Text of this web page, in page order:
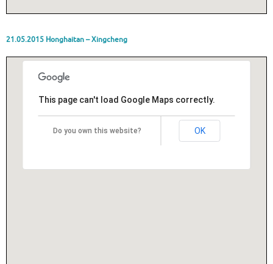
21.05.2015 Honghaitan – Xingcheng
This page can't load Google Maps correctly.
Do you own this website? OK